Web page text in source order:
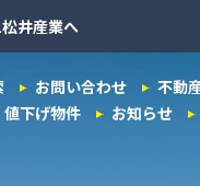
井産業へ
お問い合わせ 不動
値下げ物件 お知らせ